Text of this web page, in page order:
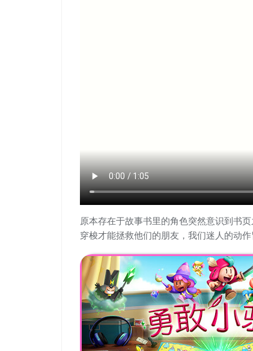
原本存在于故事书里的角色突然意识到书
穿梭才能拯救他们的朋友，我们迷人的动作